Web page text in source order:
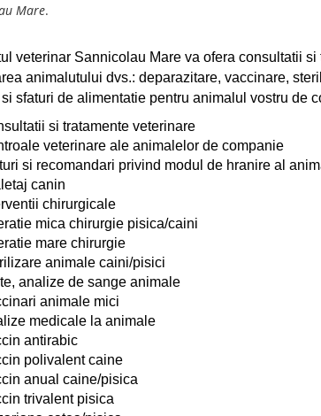
Mare.
veterinar Sannicolau Mare va ofera consultatii
animalutului dvs.: deparazitare, vaccinare,
sfaturi de alimentatie pentru animalul vostru de
si tratamente veterinare
veterinare ale animalelor de companie
si recomandari privind modul de hranire al
canin
chirurgicale
mica chirurgie pisica/caini
mare chirurgie
animale caini/pisici
analize de sange animale
animale mici
medicale la animale
antirabic
polivalent caine
anual caine/pisica
trivalent pisica